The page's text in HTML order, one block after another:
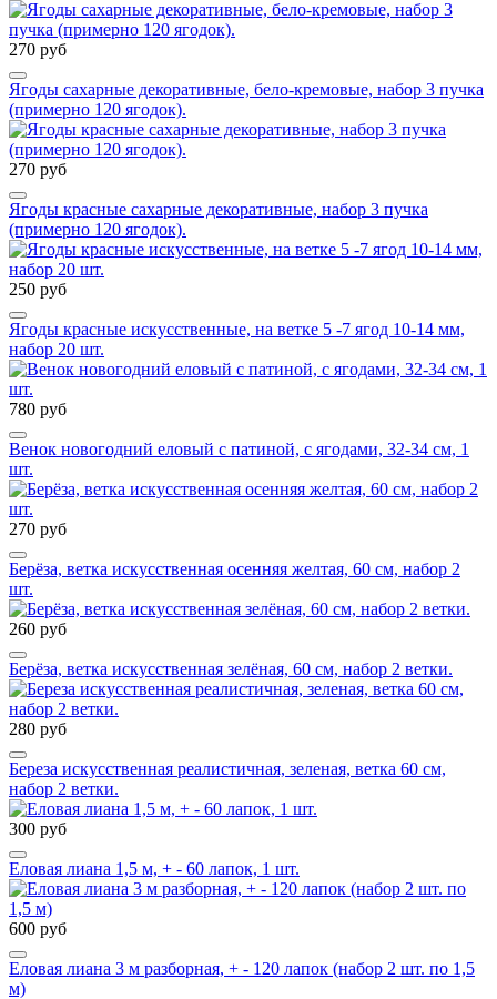
270 руб
Ягоды сахарные декоративные, бело-кремовые, набор 3 пучка
(примерно 120 ягодок).
270 руб
Ягоды красные сахарные декоративные, набор 3 пучка
(примерно 120 ягодок).
250 руб
Ягоды красные искусственные, на ветке 5 -7 ягод 10-14 мм,
набор 20 шт.
780 руб
Венок новогодний еловый с патиной, с ягодами, 32-34 см, 1
шт.
270 руб
Берёза, ветка искусственная осенняя желтая, 60 см, набор 2
шт.
260 руб
Берёза, ветка искусственная зелёная, 60 см, набор 2 ветки.
280 руб
Береза искусственная реалистичная, зеленая, ветка 60 см,
набор 2 ветки.
300 руб
Еловая лиана 1,5 м, + - 60 лапок, 1 шт.
600 руб
Еловая лиана 3 м разборная, + - 120 лапок (набор 2 шт. по 1,5
м)